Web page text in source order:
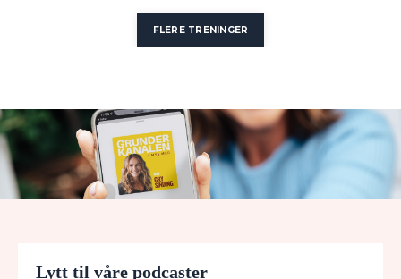
FLERE TRENINGER
Lytt til våre podcaster